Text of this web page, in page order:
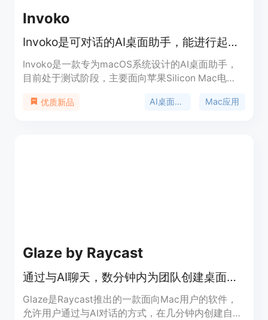
Invoko
Invoko是可对话的AI桌面助手，能进行起草、总结等操作。
Invoko是一款专为macOS系统设计的AI桌面助手，
目前处于测试阶段，主要面向苹果Silicon Mac电
或拖到桌面使用。用户可以用它来起草文档、总结内
优质新品 AI桌面助手 Mac应用
Glaze by Raycast
通过与AI聊天，数分钟内为团队创建桌面应用，适配Mac。
Glaze是Raycast推出的一款面向Mac用户的软件，
允许用户通过与AI对话的方式，在几分钟内创建自定